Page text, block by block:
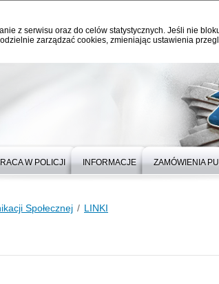
z serwisu oraz do celów statystycznych. Jeśli nie
zarządzać cookies, zmieniając ustawienia
W POLICJI INFORMACJE ZAMÓWIENIA
Społecznej LINKI